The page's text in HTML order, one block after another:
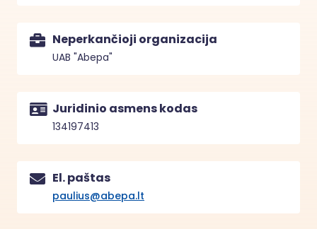
Neperkančioji organizacija
UAB "Abepa"
Juridinio asmens kodas
134197413
El. paštas
paulius@abepa.lt